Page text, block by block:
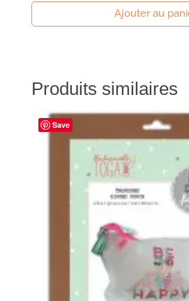
Ajouter au
Produits similaires
Save